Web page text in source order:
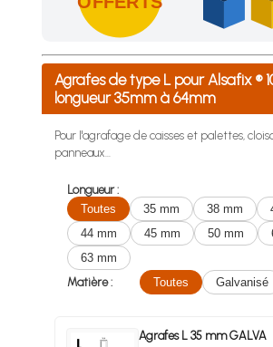
Achetez 4 sachets ou boîtes
Agrafes de type L pour Alsafix ®
longueur 35mm à 64mm
Pour l'agrafage de caisses et palettes,
panneaux...
Longueur :
Toutes
35 mm 38 mm
44 mm
45 mm 50 mm
63 mm
Matière :
Toutes Galvanisé
Agrafes L 35 mm GALVA